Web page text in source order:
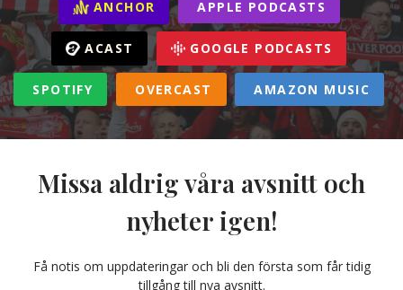
ANCHOR APPLE PODCASTS
ACAST GOOGLE PODCASTS
SPOTIFY OVERCAST AMAZON MUSIC
Missa aldrig våra avsnitt och
nyheter igen!
Få notis om uppdateringar och bli den första som får tidig
tillgång till nya avsnitt.